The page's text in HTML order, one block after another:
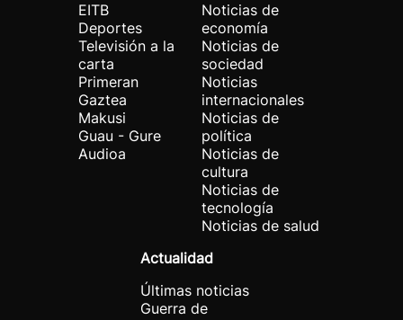
EITB
Deportes
Televisión a la
carta
Primeran
Gaztea
Makusi
Guau - Gure
Audioa
Noticias de
economía
Noticias de
sociedad
Noticias
internacionales
Noticias de
política
Noticias de
cultura
Noticias de
tecnología
Noticias de salud
Actualidad
Últimas noticias
Guerra de